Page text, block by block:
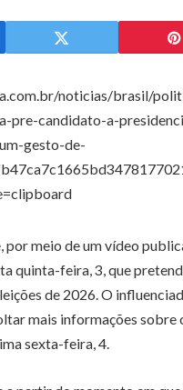
noticias/brasil/
pre-candidato-a-
gesto-de-
por meio de um vídeo
quinta-feira, 3, que
de 2026. O
mais informações sobre
sexta-feira, 4.